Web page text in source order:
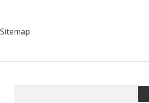
Sitemap